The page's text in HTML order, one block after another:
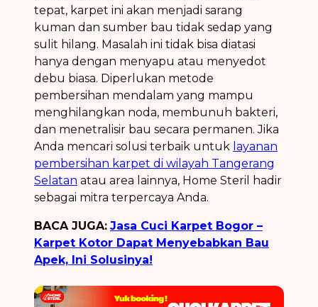
tepat, karpet ini akan menjadi sarang
kuman dan sumber bau tidak sedap yang
sulit hilang. Masalah ini tidak bisa diatasi
hanya dengan menyapu atau menyedot
debu biasa. Diperlukan metode
pembersihan mendalam yang mampu
menghilangkan noda, membunuh bakteri,
dan menetralisir bau secara permanen. Jika
Anda mencari solusi terbaik untuk layanan
pembersihan karpet di wilayah Tangerang
Selatan atau area lainnya, Home Steril hadir
sebagai mitra terpercaya Anda.
BACA JUGA: Jasa Cuci Karpet Bogor –
Karpet Kotor Dapat Menyebabkan Bau
Apek, Ini Solusinya!